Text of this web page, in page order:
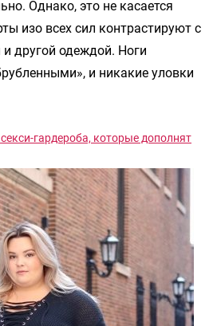
Однако, это не касается
изо всех сил контрастируют с
другой одеждой. Ноги
и никакие уловки
гардероба, которые дополнят